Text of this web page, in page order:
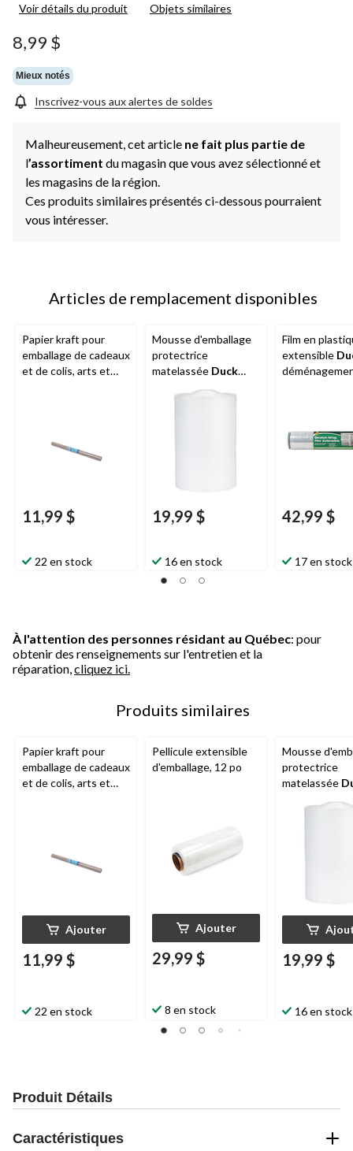
Voir détails du produit Objets similaires
8,99 $
Mieux notés
Inscrivez-vous aux alertes de soldes
Malheureusement, cet article ne fait plus partie de
l’assortiment du magasin que vous avez sélectionné et
les magasins de la région.
Ces produits similaires présentés ci-dessous pourraient
vous intéresser.
Articles de remplacement disponibles
Papier kraft pour
emballage de cadeaux
et de colis, arts et
11,99 $
22 en stock
Mousse d'emballage
protectrice
matelassée Duck
19,99 $
16 en stock
Film en
extensible
000 pi
42,99 $
17 en stock
À l'attention des personnes résidant au Québec: pour
obtenir des renseignements sur l'entretien et la
réparation, cliquez ici.
Produits similaires
Papier kraft pour
emballage de cadeaux
et de colis, arts et
Ajouter
11,99 $
22 en stock
Pellicule extensible
d'emballage, 12 po
Ajouter
29,99 $
8 en stock
Mousse
protectrice
matelassée
19,99 $
16 en stock
Produit Détails
Caractéristiques